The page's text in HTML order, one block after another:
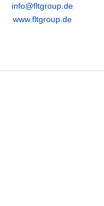
info@fltgroup.de
www.fltgroup.de